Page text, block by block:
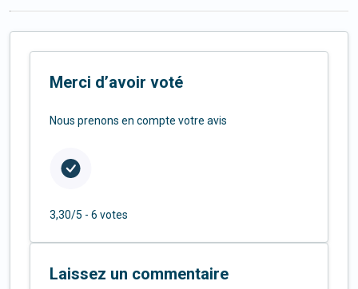
Merci d’avoir voté
Nous prenons en compte votre avis
3,30/5 - 6 votes
Laissez un commentaire